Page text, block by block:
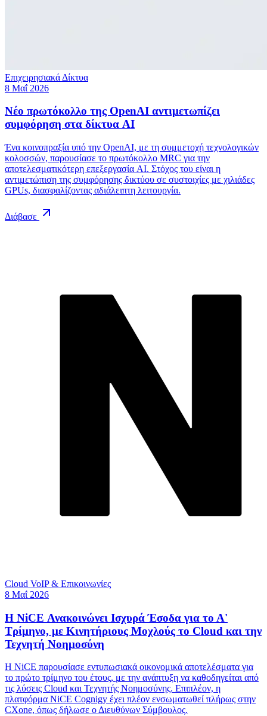
Επιχειρησιακά Δίκτυα
8 Μαΐ 2026
Νέο πρωτόκολλο της OpenAI αντιμετωπίζει
συμφόρηση στα δίκτυα AI
Ένα κοινοπραξία υπό την OpenAI, με τη συμμετοχή τεχνολογικών
κολοσσών, παρουσίασε το πρωτόκολλο MRC για την
αποτελεσματικότερη επεξεργασία AI. Στόχος του είναι η
αντιμετώπιση της συμφόρησης δικτύου σε συστοιχίες με χιλιάδες
GPUs, διασφαλίζοντας αδιάλειπτη λειτουργία.
Διάβασε
Cloud VoIP & Επικοινωνίες
8 Μαΐ 2026
Η NiCE Ανακοινώνει Ισχυρά Έσοδα για το Α'
Τρίμηνο, με Κινητήριους Μοχλούς το Cloud και την
Τεχνητή Νοημοσύνη
Η NiCE παρουσίασε εντυπωσιακά οικονομικά αποτελέσματα για
το πρώτο τρίμηνο του έτους, με την ανάπτυξη να καθοδηγείται από
τις λύσεις Cloud και Τεχνητής Νοημοσύνης. Επιπλέον, η
πλατφόρμα NiCE Cognigy έχει πλέον ενσωματωθεί πλήρως στην
CXone, όπως δήλωσε ο Διευθύνων Σύμβουλος.